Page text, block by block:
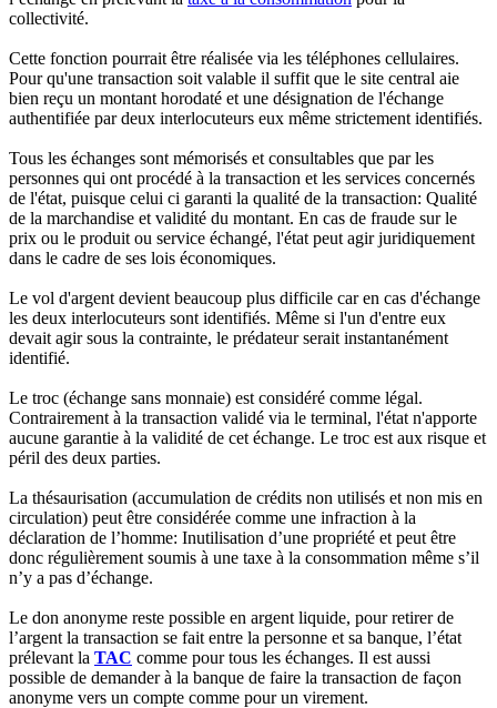
collectivité.
Cette fonction pourrait être réalisée via les téléphones cellulaires.
Pour qu'une transaction soit valable il suffit que le site central aie
bien reçu un montant horodaté et une désignation de l'échange
authentifiée par deux interlocuteurs eux même strictement identifiés.
Tous les échanges sont mémorisés et consultables que par les
personnes qui ont procédé à la transaction et les services concernés
de l'état, puisque celui ci garanti la qualité de la transaction: Qualité
de la marchandise et validité du montant. En cas de fraude sur le
prix ou le produit ou service échangé, l'état peut agir juridiquement
dans le cadre de ses lois économiques.
Le vol d'argent devient beaucoup plus difficile car en cas d'échange
les deux interlocuteurs sont identifiés. Même si l'un d'entre eux
devait agir sous la contrainte, le prédateur serait instantanément
identifié.
Le troc (échange sans monnaie) est considéré comme légal.
Contrairement à la transaction validé via le terminal, l'état n'apporte
aucune garantie à la validité de cet échange. Le troc est aux risque et
péril des deux parties.
La thésaurisation (accumulation de crédits non utilisés et non mis en
circulation) peut être considérée comme une infraction à la
déclaration de l’homme: Inutilisation d’une propriété et peut être
donc régulièrement soumis à une taxe à la consommation même s’il
n’y a pas d’échange.
Le don anonyme reste possible en argent liquide, pour retirer de
l’argent la transaction se fait entre la personne et sa banque, l’état
prélevant la TAC comme pour tous les échanges. Il est aussi
possible de demander à la banque de faire la transaction de façon
anonyme vers un compte comme pour un virement.